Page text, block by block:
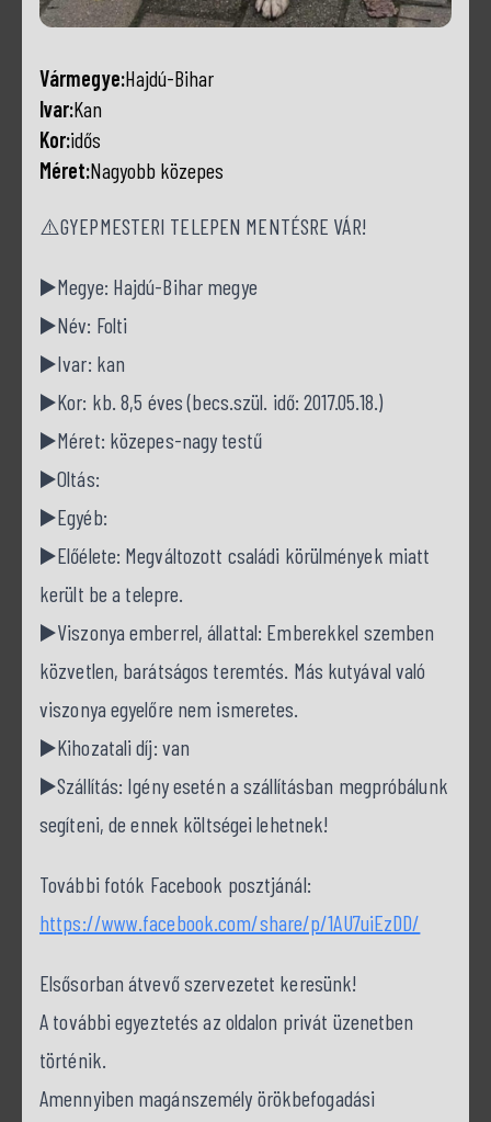
Vármegye:Hajdú-Bihar
Ivar:Kan
Kor:idős
Méret:Nagyobb közepes
⚠️GYEPMESTERI TELEPEN MENTÉSRE VÁR!
▶️Megye: Hajdú-Bihar megye
▶️Név: Folti
▶️Ivar: kan
▶️Kor: kb. 8,5 éves (becs.szül. idő: 2017.05.18.)
▶️Méret: közepes-nagy testű
▶️Oltás:
▶️Egyéb:
▶️Előélete: Megváltozott családi körülmények miatt
került be a telepre.
▶️Viszonya emberrel, állattal: Emberekkel szemben
közvetlen, barátságos teremtés. Más kutyával való
viszonya egyelőre nem ismeretes.
▶️Kihozatali díj: van
▶️Szállítás: Igény esetén a szállításban megpróbálunk
segíteni, de ennek költségei lehetnek!
További fotók Facebook posztjánál:
https://www.facebook.com/share/p/1AU7uiEzDD/
Elsősorban átvevő szervezetet keresünk!
A további egyeztetés az oldalon privát üzenetben
történik.
Amennyiben magánszemély örökbefogadási